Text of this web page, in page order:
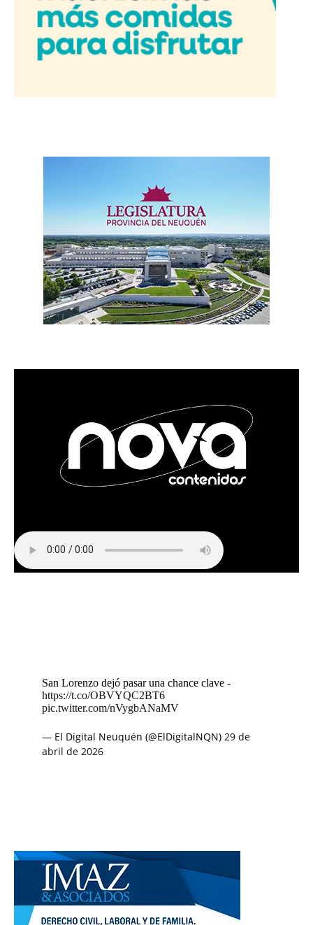
San Lorenzo dejó pasar una chance clave -
https://t.co/OBVYQC2BT6
pic.twitter.com/nVygbANaMV
— El Digital Neuquén (@ElDigitalNQN) 29 de
abril de 2026